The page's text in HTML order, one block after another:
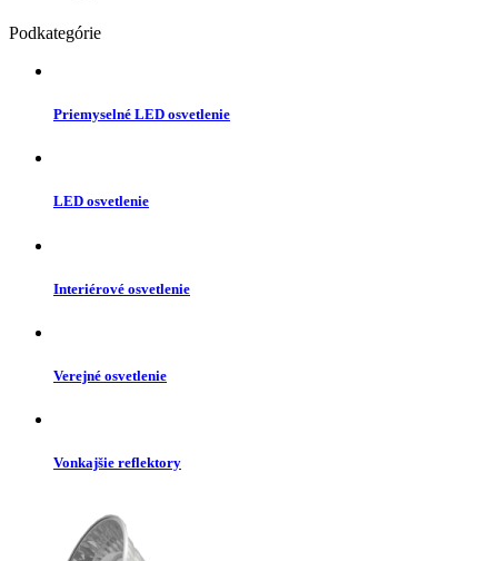
Podkategórie
Priemyselné LED osvetlenie
LED osvetlenie
Interiérové osvetlenie
Verejné osvetlenie
Vonkajšie reflektory